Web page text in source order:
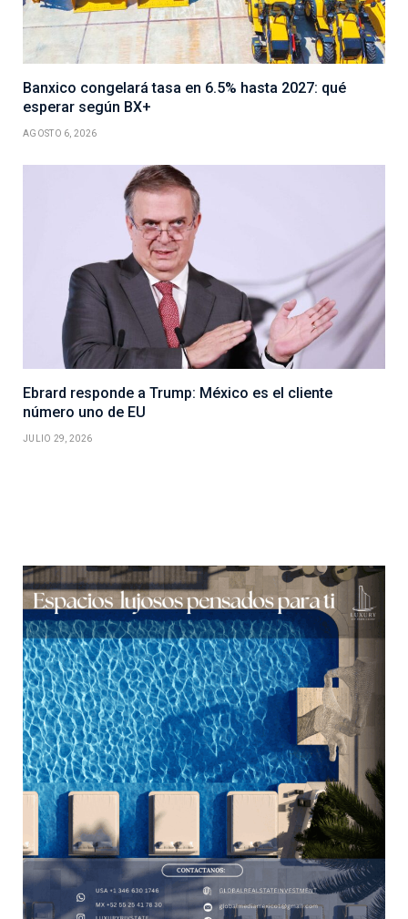
Banxico congelará tasa en 6.5% hasta 2027: qué
esperar según BX+
AGOSTO 6, 2026
Ebrard responde a Trump: México es el cliente
número uno de EU
JULIO 29, 2026